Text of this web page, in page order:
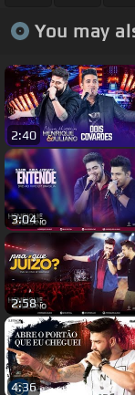
You may
2:40
3:04
2:58
4:36